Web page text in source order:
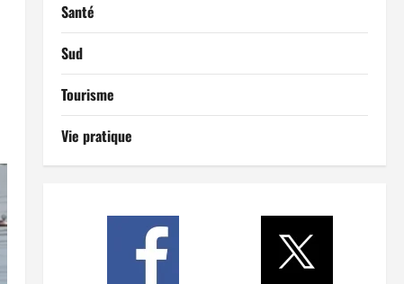
Santé
Sud
Tourisme
Vie pratique